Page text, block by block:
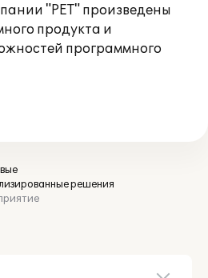
"РЕТ" произведены
продукта и
программного
решения